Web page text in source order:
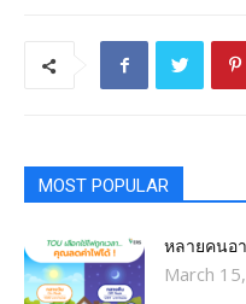
MOST POPULAR
หลายคนอา
March